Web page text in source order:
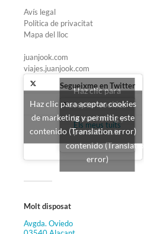
Avís legal
Política de privacitat
Mapa del lloc
juanjook.com
viajes.juanjook.com
Segueixme en Twitter
Els meus tuits
Haz clic para
aceptar cookies
de marketing y
permitir este
contenido (Translation
error)
Haz clic para aceptar cookies
de marketing y permitir este
contenido (Translation error)
Molt disposat
Avgda. Oviedo